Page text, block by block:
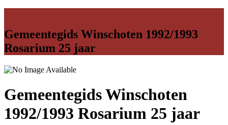
Gemeentegids Winschoten 1992/1993
Rosarium 25 jaar
Gemeentegids Winschoten
1992/1993 Rosarium 25 jaar